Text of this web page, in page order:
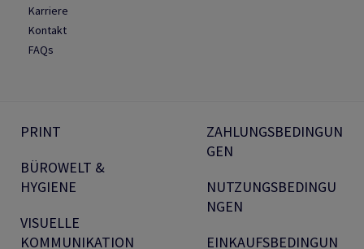
Karriere
Kontakt
FAQs
PRINT
BÜROWELT &
HYGIENE
VISUELLE
KOMMUNIKATION
ZAHLUNGSBEDINGUN
GEN
NUTZUNGSBEDINGU
NGEN
EINKAUFSBEDINGUN